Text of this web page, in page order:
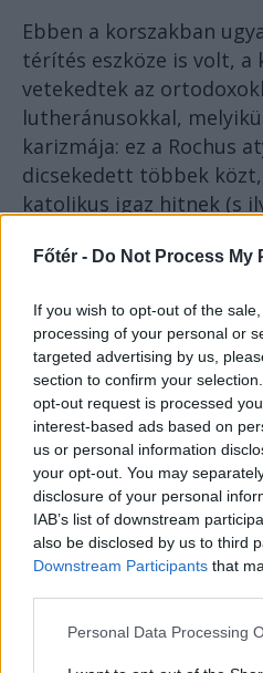
Főtér - Do Not Process My
If you wish to opt-out of the
processing of your personal or
targeted advertising by us,
section to confirm your
opt-out request is processed
interest-based ads based on
us or personal information
your opt-out. You may
disclosure of your personal
IAB’s list of downstream
also be disclosed by us to third
Downstream Participants that
Personal Data Processing
Ebben a korszakban
térítés eszköze is volt, a
vetekedtek az
lutheránusokkal,
karizmája: ez a Rochus
dicsekedett többek
katolikus igaz hitnek (s
ortodox halálraítéltet.
A vásári
démonűzések
felvilágosodás
kikoptak a
és – mint a kutató
évszázadnyi csend”
római katolikus
exorcizmus
változott az 1614-es
szabályokat majd csak II.